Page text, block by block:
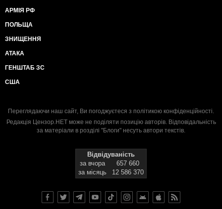
АРМІЯ РФ
ПОЛЬЩА
ЗНИЩЕННЯ
АТАКА
ГЕНШТАБ ЗС
США
Переглядаючи наш сайт, Ви погоджуєтеся з політикою конфіденційності.
Редакція Цензор.НЕТ може не поділяти позицію авторів. Відповідальність
за матеріали в розділі "Блоги" несуть автори текстів.
Відвідуваність
за вчора
657 660
за місяць
12 586 370